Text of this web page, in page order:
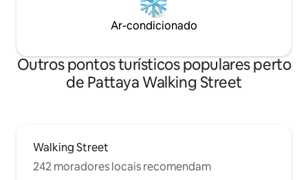
Ar-condicionado
Outros pontos turísticos populares perto
de Pattaya Walking Street
Walking Street
242 moradores locais recomendam